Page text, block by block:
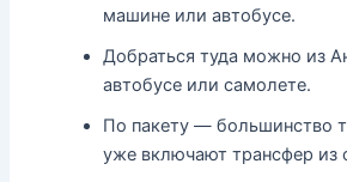
машине или автобусе.
Добраться туда можно из
автобусе или самолете.
По пакету — большинство
уже включают трансфер из